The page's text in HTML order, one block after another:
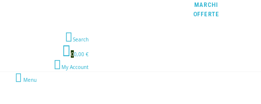
MARCHI
OFFERTE
Search
00,00 €
My Account
Menu